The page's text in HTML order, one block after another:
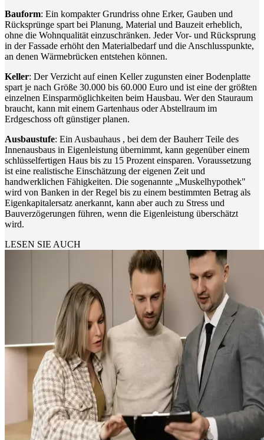
Bauform: Ein kompakter Grundriss ohne Erker, Gauben und
Rücksprünge spart bei Planung, Material und Bauzeit erheblich,
ohne die Wohnqualität einzuschränken. Jeder Vor- und Rücksprung
in der Fassade erhöht den Materialbedarf und die Anschlusspunkte,
an denen Wärmebrücken entstehen können.
Keller: Der Verzicht auf einen Keller zugunsten einer Bodenplatte
spart je nach Größe 30.000 bis 60.000 Euro und ist eine der größten
einzelnen Einsparmöglichkeiten beim Hausbau. Wer den Stauraum
braucht, kann mit einem Gartenhaus oder Abstellraum im
Erdgeschoss oft günstiger planen.
Ausbaustufe: Ein Ausbauhaus , bei dem der Bauherr Teile des
Innenausbaus in Eigenleistung übernimmt, kann gegenüber einem
schlüsselfertigen Haus bis zu 15 Prozent einsparen. Voraussetzung
ist eine realistische Einschätzung der eigenen Zeit und
handwerklichen Fähigkeiten. Die sogenannte „Muskelhypothek"
wird von Banken in der Regel bis zu einem bestimmten Betrag als
Eigenkapitalersatz anerkannt, kann aber auch zu Stress und
Bauverzögerungen führen, wenn die Eigenleistung überschätzt
wird.
LESEN SIE AUCH